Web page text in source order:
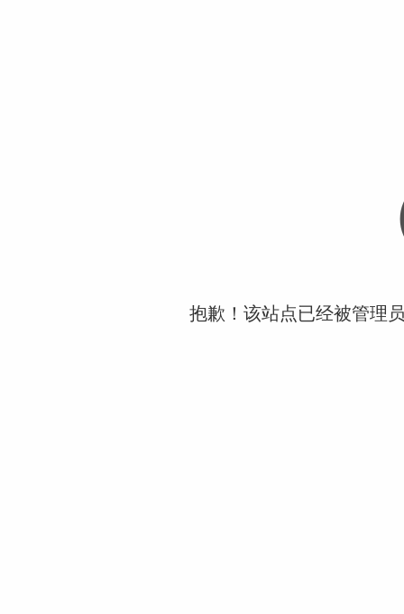
抱歉！该站点已经被管理